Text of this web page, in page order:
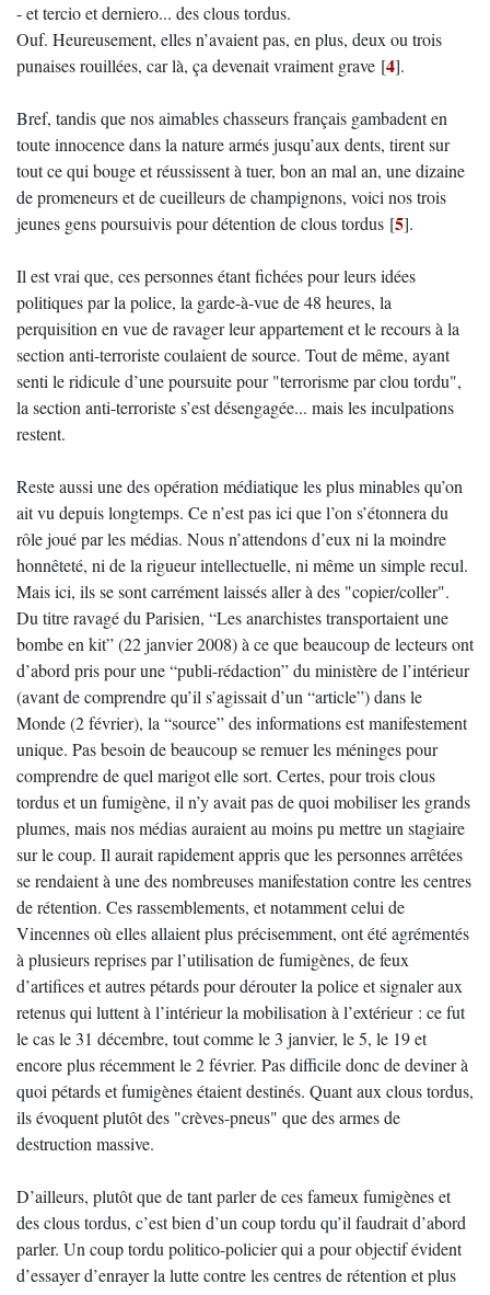
- et tercio et derniero... des clous tordus.
Ouf. Heureusement, elles n’avaient pas, en plus, deux ou trois
punaises rouillées, car là, ça devenait vraiment grave [4].
Bref, tandis que nos aimables chasseurs français gambadent en
toute innocence dans la nature armés jusqu’aux dents, tirent sur
tout ce qui bouge et réussissent à tuer, bon an mal an, une dizaine
de promeneurs et de cueilleurs de champignons, voici nos trois
jeunes gens poursuivis pour détention de clous tordus [5].
Il est vrai que, ces personnes étant fichées pour leurs idées
politiques par la police, la garde-à-vue de 48 heures, la
perquisition en vue de ravager leur appartement et le recours à la
section anti-terroriste coulaient de source. Tout de même, ayant
senti le ridicule d’une poursuite pour "terrorisme par clou tordu",
la section anti-terroriste s’est désengagée... mais les inculpations
restent.
Reste aussi une des opération médiatique les plus minables qu’on
ait vu depuis longtemps. Ce n’est pas ici que l’on s’étonnera du
rôle joué par les médias. Nous n’attendons d’eux ni la moindre
honnêteté, ni de la rigueur intellectuelle, ni même un simple recul.
Mais ici, ils se sont carrément laissés aller à des "copier/coller".
Du titre ravagé du Parisien, “Les anarchistes transportaient une
bombe en kit” (22 janvier 2008) à ce que beaucoup de lecteurs ont
d’abord pris pour une “publi-rédaction” du ministère de l’intérieur
(avant de comprendre qu’il s’agissait d’un “article”) dans le
Monde (2 février), la “source” des informations est manifestement
unique. Pas besoin de beaucoup se remuer les méninges pour
comprendre de quel marigot elle sort. Certes, pour trois clous
tordus et un fumigène, il n’y avait pas de quoi mobiliser les grands
plumes, mais nos médias auraient au moins pu mettre un stagiaire
sur le coup. Il aurait rapidement appris que les personnes arrêtées
se rendaient à une des nombreuses manifestation contre les centres
de rétention. Ces rassemblements, et notamment celui de
Vincennes où elles allaient plus précisemment, ont été agrémentés
à plusieurs reprises par l’utilisation de fumigènes, de feux
d’artifices et autres pétards pour dérouter la police et signaler aux
retenus qui luttent à l’intérieur la mobilisation à l’extérieur : ce fut
le cas le 31 décembre, tout comme le 3 janvier, le 5, le 19 et
encore plus récemment le 2 février. Pas difficile donc de deviner à
quoi pétards et fumigènes étaient destinés. Quant aux clous tordus,
ils évoquent plutôt des "crèves-pneus" que des armes de
destruction massive.
D’ailleurs, plutôt que de tant parler de ces fameux fumigènes et
des clous tordus, c’est bien d’un coup tordu qu’il faudrait d’abord
parler. Un coup tordu politico-policier qui a pour objectif évident
d’essayer d’enrayer la lutte contre les centres de rétention et plus